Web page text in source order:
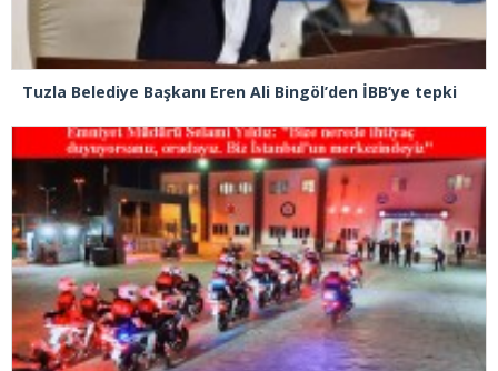
Tuzla Belediye Başkanı Eren Ali Bingöl’den İBB’ye tepki